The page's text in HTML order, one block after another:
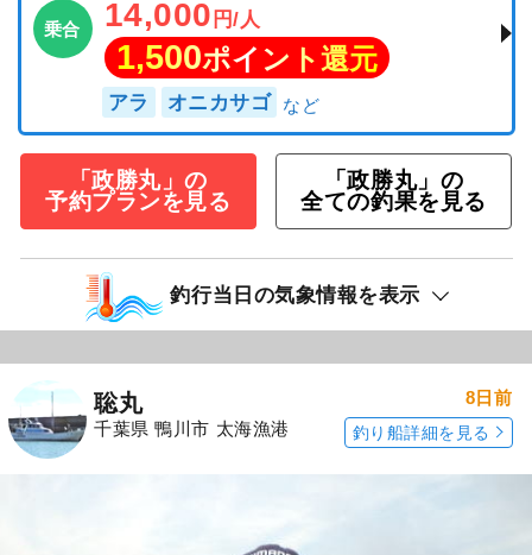
乗合 14,000 円/人
1,500ポイント還元
アラ オニカサゴ
「政勝丸」の
予約プランを見る
「政勝丸」の
全ての釣果を見る
釣行当日の気象情報を表示
聡丸
千葉県 鴨川市 太海漁港
8日前
釣り船詳細を見る